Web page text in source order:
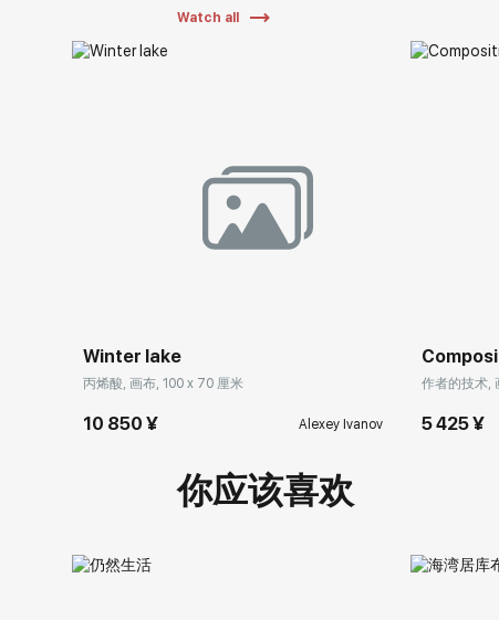
Watch all
Winter lake
丙烯酸, 画布, 100 x 70 厘米
10 850 ¥ Alexey Ivanov
作者的技术,
5 425 ¥
你应该喜欢